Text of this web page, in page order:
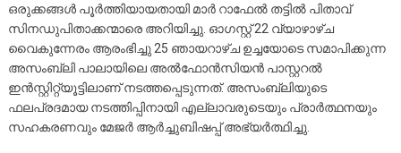
ഒരുക്കങ്ങൾ പൂർത്തിയായതായി മാർ റാഫേൽ തട്ടിൽ പിതാവ്
സിനഡുപിതാക്കന്മാരെ അറിയിച്ചു. ഓഗസ്റ്റ് 22 വ്യാഴാഴ്ച
വൈകുന്നേരം ആരംഭിച്ചു 25 ഞായറാഴ്ച ഉച്ചയോടെ സമാപിക്കുന്ന
അസംബ്ലി പാലായിലെ അൽഫോൻസിയൻ പാസ്റ്ററൽ
ഇൻസ്റ്റിറ്റ്യൂട്ടിലാണ് നടത്തപ്പെടുന്നത്. അസംബ്ലിയുടെ
ഫലപ്രദമായ നടത്തിപ്പിനായി എല്ലാവരുടെയും പ്രാർത്ഥനയും
സഹകരണവും മേജർ ആർച്ചുബിഷപ്പ് അഭ്യർത്ഥിച്ചു.